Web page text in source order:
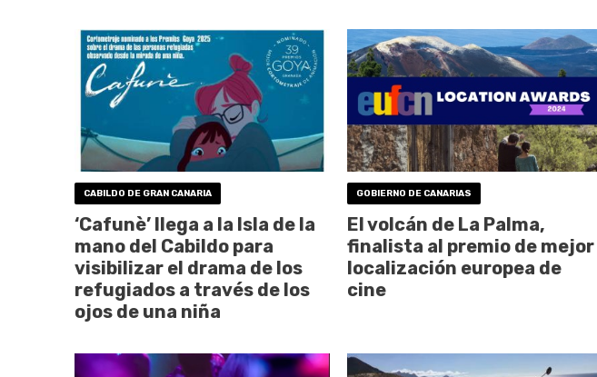
CABILDO DE GRAN CANARIA
‘Cafunè’ llega a la Isla de la
mano del Cabildo para
visibilizar el drama de los
refugiados a través de los
ojos de una niña
GOBIERNO DE CANARIAS
El volcán de La Palma,
finalista al premio de mejor
localización europea de
cine